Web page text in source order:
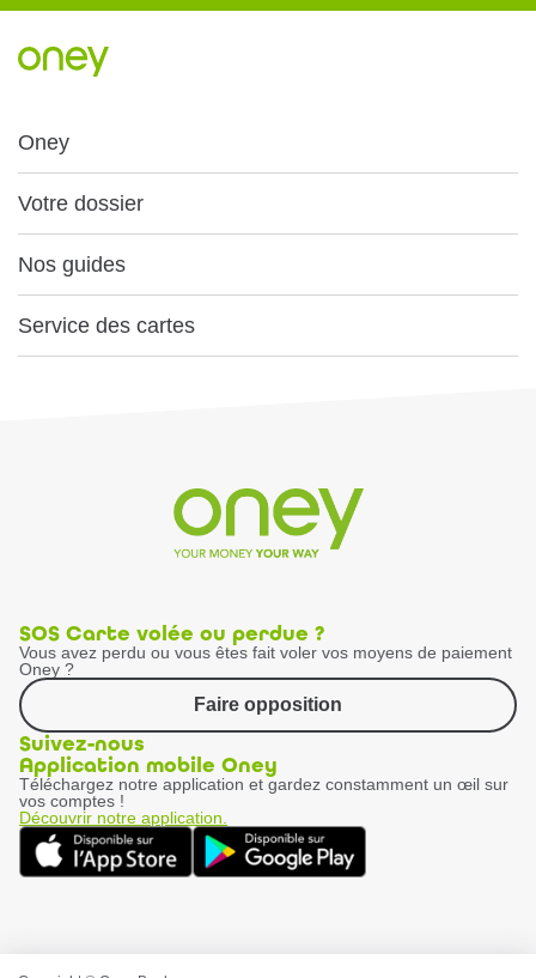
Oney
Votre dossier
Nos guides
Service des cartes
SOS Carte volée ou perdue ?
Vous avez perdu ou vous êtes fait voler vos moyens de paiement
Oney ?
Faire opposition
Suivez-nous
Application mobile Oney
Téléchargez notre application et gardez constamment un œil sur
vos comptes !
Découvrir notre application.